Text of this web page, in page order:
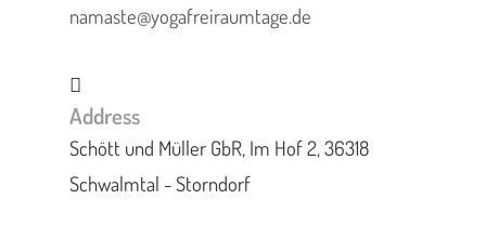
namaste@yogafreiraumtage.de
Address
Schött und Müller GbR, Im Hof 2, 36318
Schwalmtal - Storndorf